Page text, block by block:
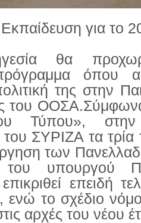
για το
θα
όπου
της στην
του
Τύπου»,
ΣΥΡΙΖΑ τα τρία
των
υπουργού
επειδή
ενώ το σχέδιο
αρχές του νέου